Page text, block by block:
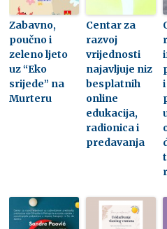
Zabavno,
poučno i
zeleno ljeto
uz “Eko
srijede” na
Murteru
Centar za
razvoj
vrijednosti
najavljuje niz
besplatnih
online
edukacija,
radionica i
predavanja
i